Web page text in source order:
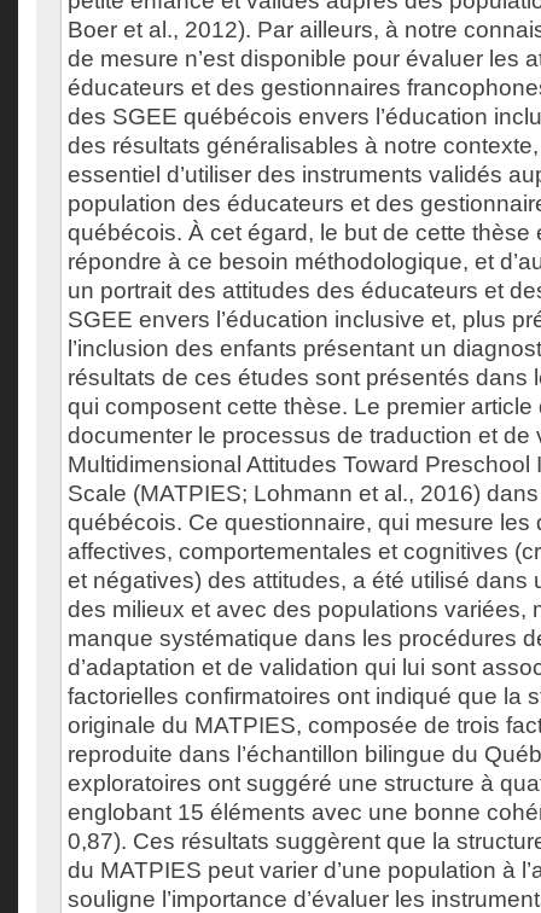
Boer et al., 2012). Par ailleurs, à notre
de mesure n’est disponible pour évaluer les
éducateurs et des gestionnaires
des SGEE québécois envers l’éducation
des résultats généralisables à notre
essentiel d’utiliser des instruments validés
population des éducateurs et des
québécois. À cet égard, le but de cette thèse
répondre à ce besoin méthodologique, et
un portrait des attitudes des éducateurs et
SGEE envers l’éducation inclusive et, plus
l’inclusion des enfants présentant un
résultats de ces études sont présentés dans
qui composent cette thèse. Le premier
documenter le processus de traduction et de
Multidimensional Attitudes Toward
Scale (MATPIES; Lohmann et al., 2016)
québécois. Ce questionnaire, qui mesure les
affectives, comportementales et cognitives
et négatives) des attitudes, a été utilisé dans
des milieux et avec des populations variées,
manque systématique dans les procédures
d’adaptation et de validation qui lui sont
factorielles confirmatoires ont indiqué que la
originale du MATPIES, composée de trois
reproduite dans l’échantillon bilingue du
exploratoires ont suggéré une structure à
englobant 15 éléments avec une bonne
0,87). Ces résultats suggèrent que la
du MATPIES peut varier d’une population à
souligne l’importance d’évaluer les